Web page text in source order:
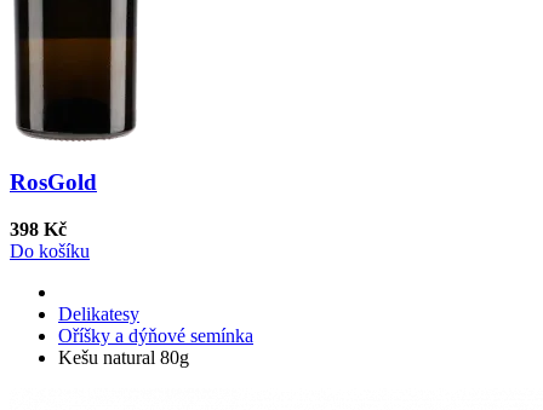
RosGold
398 Kč
Do košíku
Delikatesy
Oříšky a dýňové semínka
Kešu natural 80g